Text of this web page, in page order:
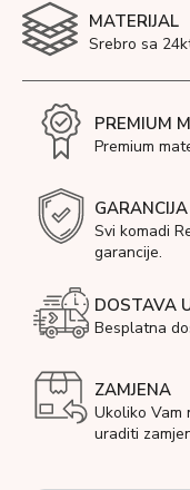
MATERIJAL
Srebro sa
PREMIUM
Premium
GARANCIJA
Svi komadi
garancije.
DOSTAVA
Besplatna
ZAMJENA
Ukoliko Vam
uraditi